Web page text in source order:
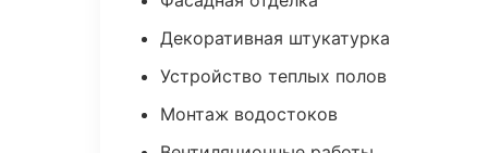
Декоративная штукатурка
Устройство теплых полов
Монтаж водостоков